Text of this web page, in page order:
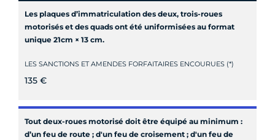
Les plaques d’immatriculation des deux, trois-roues
motorisés et des quads ont été uniformisées au format
unique 21cm × 13 cm.
LES SANCTIONS ET AMENDES FORFAITAIRES ENCOURUES (*)
135 €
Tout deux-roues motorisé doit être équipé au minimum :
d’un feu de route ; d'un feu de croisement ; d'un feu de